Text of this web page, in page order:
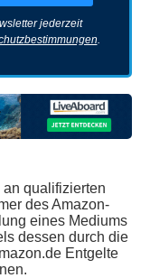
jederzeit
qualifizierten
des Amazon-
eines Mediums
dessen durch die
Entgelte